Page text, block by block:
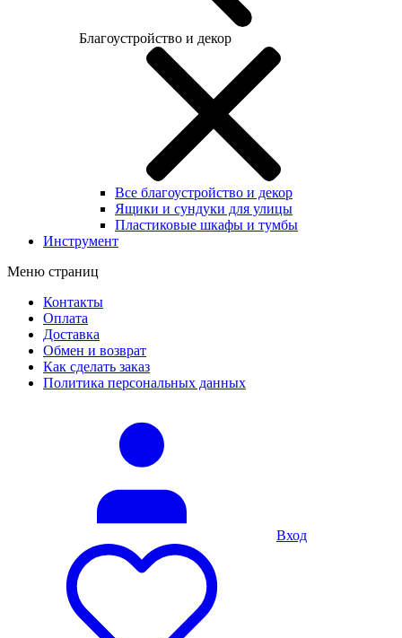
Благоустройство и декор
Все благоустройство и декор
Ящики и сундуки для улицы
Пластиковые шкафы и тумбы
Инструмент
Меню страниц
Контакты
Оплата
Доставка
Обмен и возврат
Как сделать заказ
Политика персональных данных
Вход